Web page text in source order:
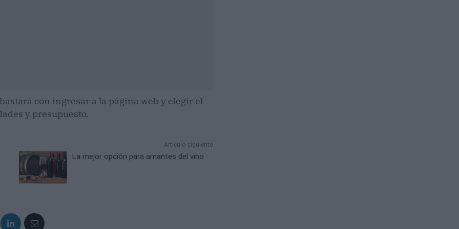
con ingresar a la página web y elegir el
y presupuesto.
Artículo siguiente
La mejor opción para amantes del vino